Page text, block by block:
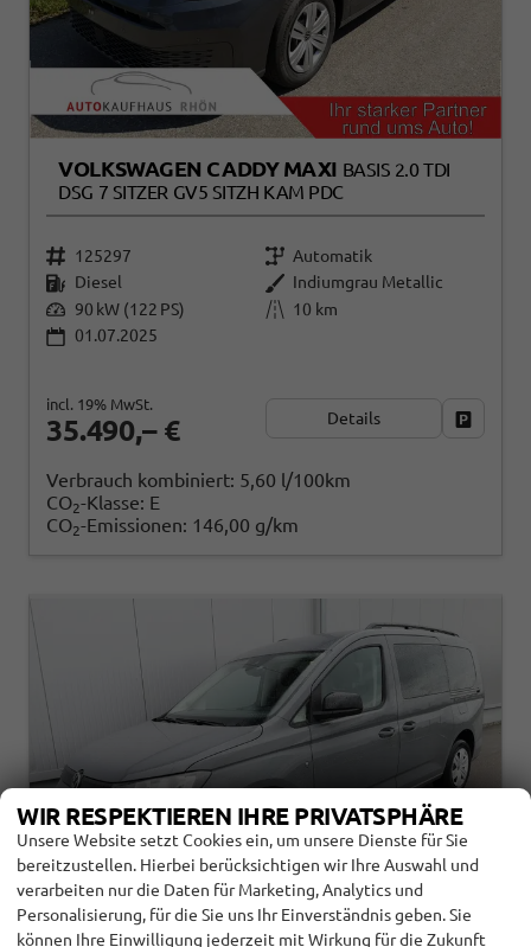
VOLKSWAGEN CADDY MAXI BASIS 2.0 TDI
DSG 7 SITZER GV5 SITZH KAM PDC
125297
Automatik
Diesel
Indiumgrau Metallic
90 kW (122 PS)
10 km
01.07.2025
35.490,– €
incl. 19% MwSt.
Details
Verbrauch kombiniert: 5,60 l/100km
CO2-Klasse: E
CO2-Emissionen: 146,00 g/km
WIR RESPEKTIEREN IHRE PRIVATSPHÄRE
Unsere Website setzt Cookies ein, um unsere Dienste für Sie
bereitzustellen. Hierbei berücksichtigen wir Ihre Auswahl und
verarbeiten nur die Daten für Marketing, Analytics und
Personalisierung, für die Sie uns Ihr Einverständnis geben. Sie
können Ihre Einwilligung jederzeit mit Wirkung für die Zukunft